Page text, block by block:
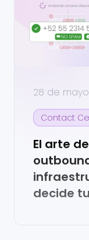
28 de
Contact
El arte
decide